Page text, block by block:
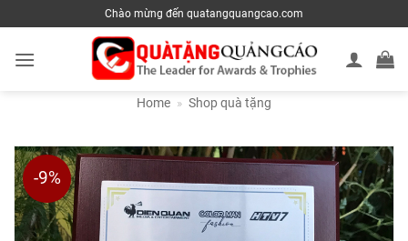
to
content
Chào mừng đến quatangquangcao.com
Home » Shop quà tặng
-9%